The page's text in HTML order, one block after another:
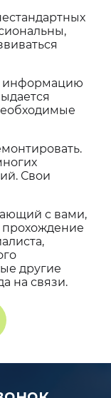
информацию
Свои
с вами,
прохождение
другие
на связи.